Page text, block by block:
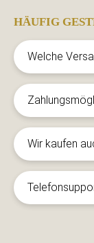
HÄUFIG
Welche
Wir kaufen